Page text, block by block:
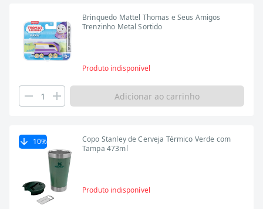
Brinquedo Mattel Thomas e Seus Amigos
Trenzinho Metal Sortido
Produto indisponível
Adicionar ao carrinho
10%
Copo Stanley de Cerveja Térmico Verde com
Tampa 473ml
Produto indisponível